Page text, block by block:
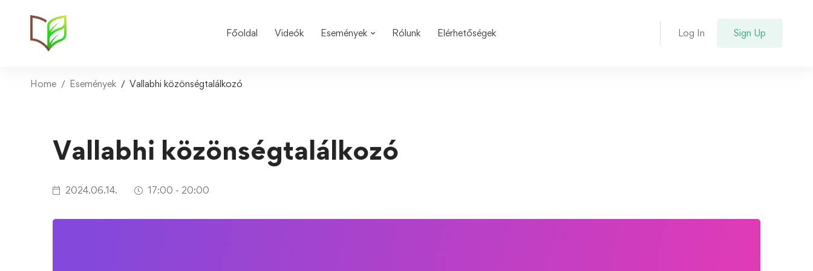
Főoldal Videók Események Rólunk Elérhetőségek Log In Sign Up
Home Események Vallabhi közönségtalálkozó
Vallabhi közönségtalálkozó
2024.06.14. 17:00 - 20:00